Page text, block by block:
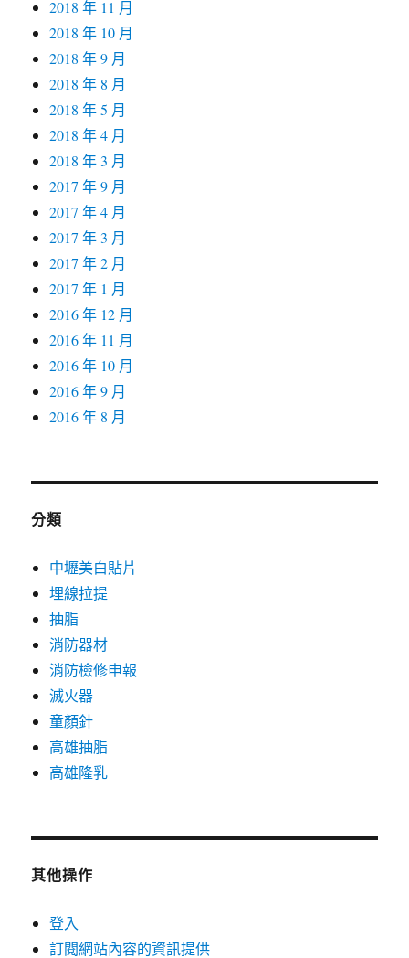
2018 年 11 月
2018 年 10 月
2018 年 9 月
2018 年 8 月
2018 年 5 月
2018 年 4 月
2018 年 3 月
2017 年 9 月
2017 年 4 月
2017 年 3 月
2017 年 2 月
2017 年 1 月
2016 年 12 月
2016 年 11 月
2016 年 10 月
2016 年 9 月
2016 年 8 月
分類
中壢美白貼片
埋線拉提
抽脂
消防器材
消防檢修申報
滅火器
童顏針
高雄抽脂
高雄隆乳
其他操作
登入
訂閱網站內容的資訊提供